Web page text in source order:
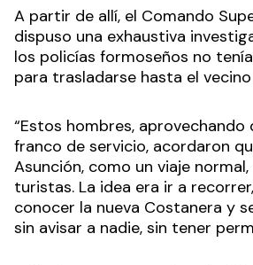
A partir de allí, el Comando
dispuso una exhaustiva
los policías formoseños no
para trasladarse hasta el
“Estos hombres, aprovechando
franco de servicio, acordaron
Asunción, como un viaje
turistas. La idea era ir a
conocer la nueva Costanera y
sin avisar a nadie, sin tener